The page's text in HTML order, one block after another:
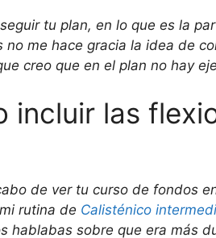
tu plan, en lo que es la
no me hace gracia la idea de
creo que en el plan no hay
incluir las
de ver tu curso de fondos
rutina de Calisténico
hablabas sobre que era más